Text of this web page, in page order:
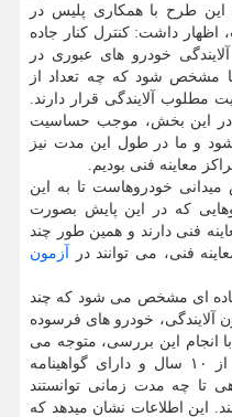
این طرح با همکاری پلیس در
داشت: کنترل کنار جاده
خودرو های عبوری در
مشخص شود که چه تعداد از
آلایندگی قرار دارند.
در این بخش، موجب حساسیت
و ما در طول این مدت نیز
معاینه فنی بودیم.
خودروهاست تا به این
که در این پایش بصورت
فنی دارند و همین طور چند
فنی، می توانند در آزمون
جاده ای مشخص می شود که چند
آلایندگی، خودرو های فرسوده
انجام این بررسی، متوجه می
شویم که خودرو های با سن بالاتر از ۱۰ سال و دارای گواهینامه
تا چه مدت زمانی توانستند
این اطلاعات نشان میدهد که